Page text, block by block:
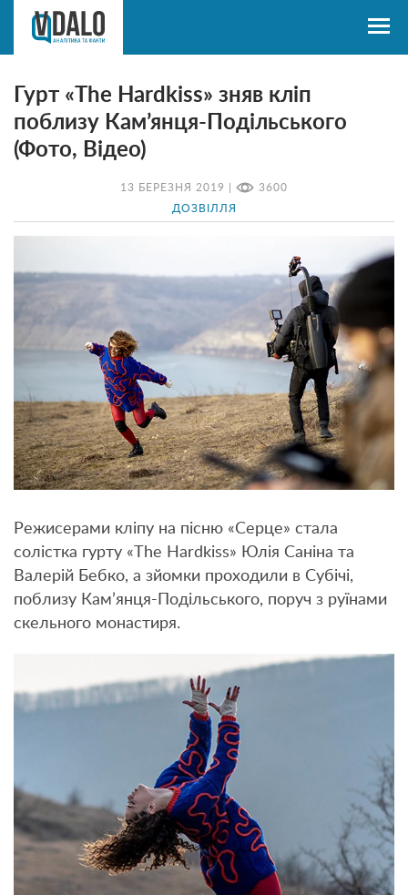
13 БЕРЕЗНЯ 2019 | 3600
ДОЗВІЛЛЯ
Гурт «The Hardkiss» зняв кліп
поблизу Кам’янця-Подільського
(Фото, Відео)
Режисерами кліпу на пісню «Серце» стала
солістка гурту «The ​​Hardkiss» Юлія Саніна та
Валерій Бебко, а зйомки проходили в Субічі,
поблизу Кам’янця-Подільського, поруч з руїнами
скельного монастиря.